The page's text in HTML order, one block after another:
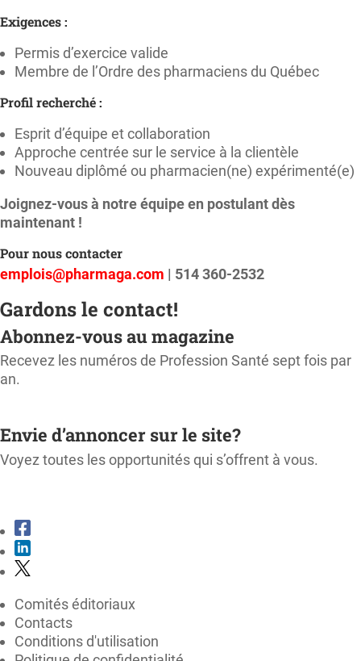
Exigences :
Permis d’exercice valide
Membre de l’Ordre des pharmaciens du Québec
Profil recherché :
Esprit d’équipe et collaboration
Approche centrée sur le service à la clientèle
Nouveau diplômé ou pharmacien(ne) expérimenté(e)
Joignez-vous à notre équipe en postulant dès
maintenant !
Pour nous contacter
emplois@pharmaga.com | 514 360-2532
Gardons le contact!
Abonnez-vous au magazine
Recevez les numéros de Profession Santé sept fois par
an.
Envie d’annoncer sur le site?
Voyez toutes les opportunités qui s’offrent à vous.
Comités éditoriaux
Contacts
Conditions d'utilisation